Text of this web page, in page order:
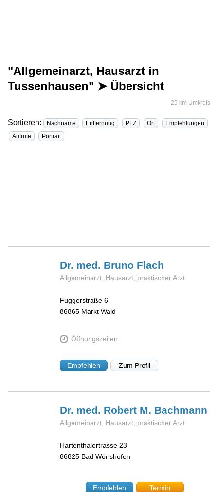
"Allgemeinarzt, Hausarzt in
Tussenhausen" ➤ Übersicht
25 km Umkreis
Sortieren: Nachname Entfernung PLZ Ort
Empfehlungen
Aufrufe
Portrait
Dr. med. Bruno Flach
Allgemeinarzt, Hausarzt, praktischer Arzt
Fuggerstraße 6
86865 Markt Wald
Öffnungszeiten
Empfehlen Zum Profil
Dr. med. Robert M. Bachmann
Allgemeinarzt, Hausarzt, praktischer Arzt
Hartenthalertrasse 23
86825 Bad Wörishofen
Empfehlen
Termin